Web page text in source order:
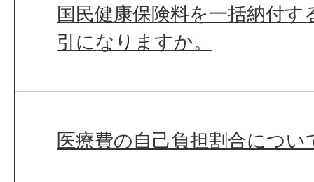
国民健康保険料を一括納付す
引になりますか。
医療費の自己負担割合につ